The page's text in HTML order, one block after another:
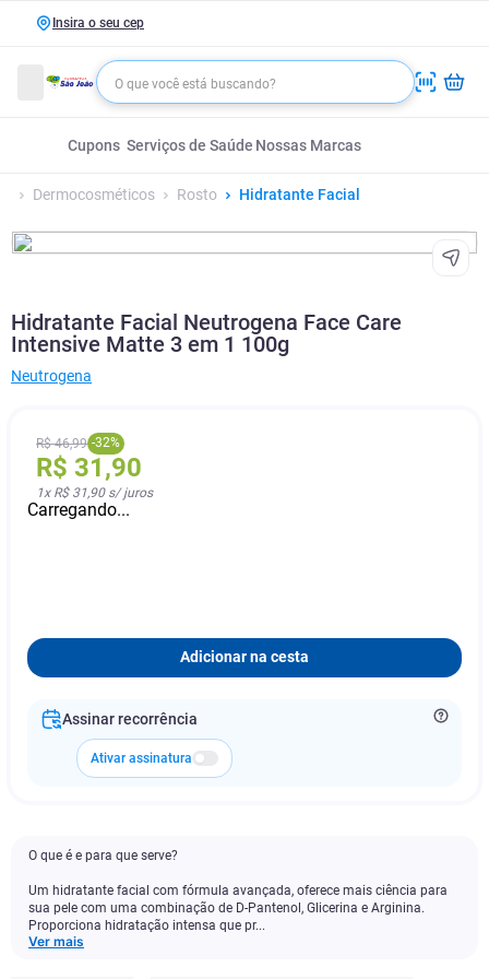
Insira o seu cep
Cupons Serviços de Saúde Nossas Marcas
Dermocosméticos Rosto Hidratante Facial
Hidratante Facial Neutrogena Face Care
Intensive Matte 3 em 1 100g
Neutrogena
R$ 46,99 -32%
R$ 31,90
1x R$ 31,90s/ juros
Carregando...
Adicionar na cesta
Assinar recorrência
Ativar assinatura
O que é e para que serve?
Um hidratante facial com fórmula avançada, oferece mais ciência para
sua pele com uma combinação de D-Pantenol, Glicerina e Arginina.
Proporciona hidratação intensa que pr...
Ver mais